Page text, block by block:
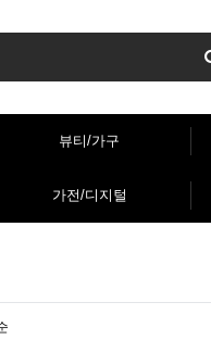
뷰티/가구
가전/디지털